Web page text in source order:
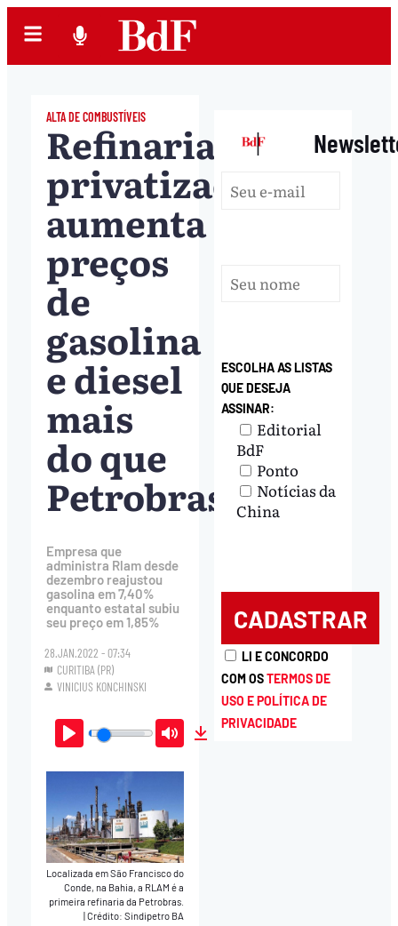
ALTA DE COMBUSTÍVEIS
Refinaria
privatizada
aumenta
preços
de
gasolina
e diesel
mais
do que
Petrobras
Empresa que
administra Rlam desde
dezembro reajustou
gasolina em 7,40%
enquanto estatal subiu
seu preço em 1,85%
28.JAN.2022 - 07:34
CURITIBA (PR)
VINICIUS KONCHINSKI
Play Mute
Localizada em São Francisco do
Conde, na Bahia, a RLAM é a
primeira refinaria da Petrobras.
Crédito: Sindipetro BA
|
ESCOLHA AS LISTAS
QUE DESEJA
ASSINAR:
Editorial
BdF
Ponto
Notícias da
China
LI E CONCORDO
COM OSTERMOS DE
USO E POLÍTICA DE
PRIVACIDADE